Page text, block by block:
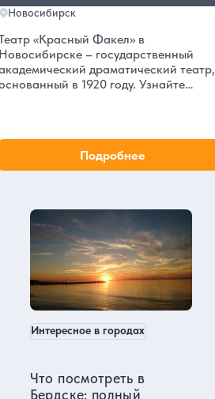
Новосибирск
«Красный Факел» в
– государственный
драматический театр,
в 1920 году. Узнайте
театре.
Подробнее
Что посмотреть в
Бердске: полный
Интересное в городах